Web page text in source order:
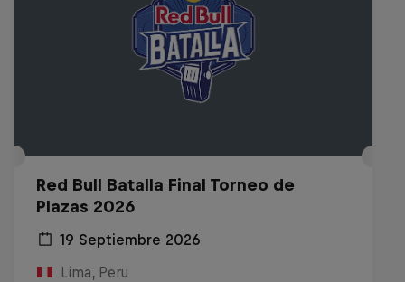
Red Bull Batalla Final Torneo de
Plazas 2026
19 Septiembre 2026
Lima, Peru